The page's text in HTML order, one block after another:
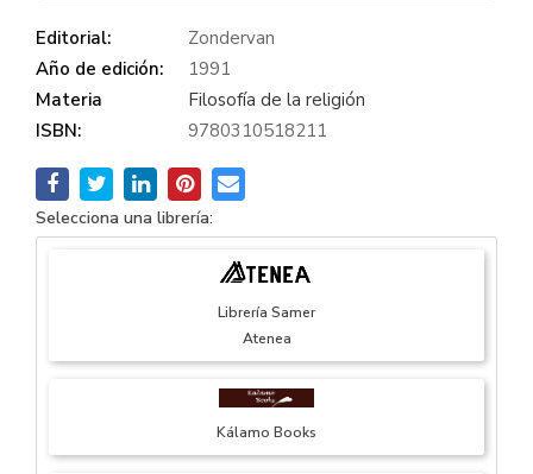
Editorial:
Zondervan
Año de edición:
1991
Materia
Filosofía de la religión
ISBN:
9780310518211
Selecciona una librería:
Librería Samer
Atenea
Kálamo Books